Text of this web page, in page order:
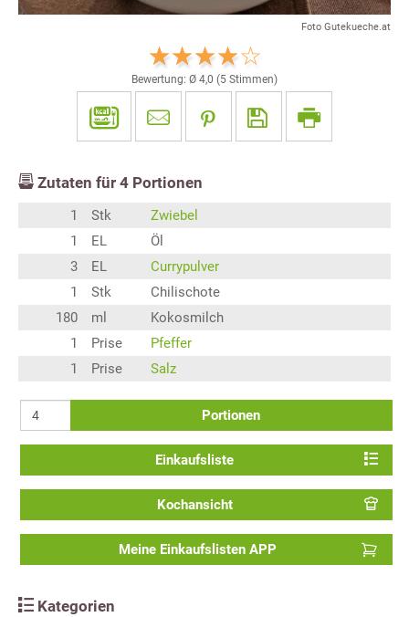
Foto Gutekueche.at
Bewertung: Ø 4,0 (5 Stimmen)
Zutaten für 4 Portionen
1 Stk
Zwiebel
1
EL
Öl
3
EL
Currypulver
1
Stk
Chilischote
180
ml
Kokosmilch
1
Prise
Pfeffer
1
Prise Salz
Portionen
Einkaufsliste
Kochansicht
Meine Einkaufslisten APP
Kategorien